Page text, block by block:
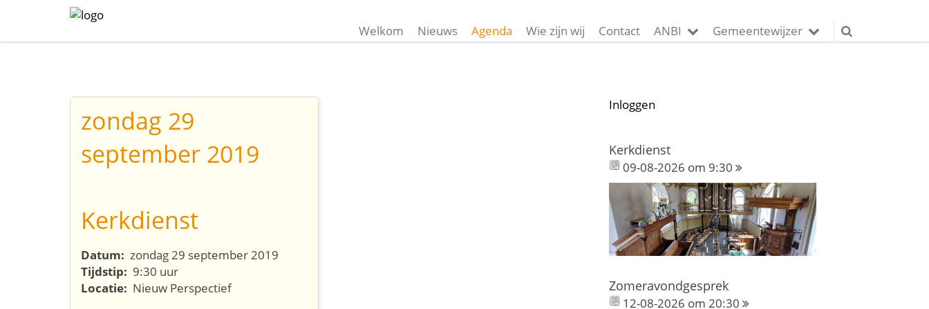
Welkom Nieuws Agenda Wie zijn wij Contact ANBI Gemeentewijzer
zondag 29
september 2019
Kerkdienst
Datum: zondag 29 september 2019
Tijdstip: 9:30 uur
Locatie: Nieuw Perspectief
Inloggen
Kerkdienst
09-08-2026 om 9:30
Zomeravondgesprek
12-08-2026 om 20:30